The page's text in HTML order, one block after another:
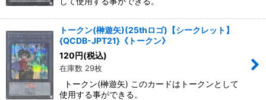
トークン(榊遊矢)(25thロゴ)【シークレット】
{QCDB-JPT21}《トークン》
120円(税込)
在庫数 29枚
トークン(榊遊矢) このカードはトークンとして
使用する事ができる。